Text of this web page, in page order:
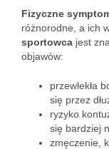
Fizyczne
różnorodne, a ich
sportowca jest
objawów:
przewlekła
się przez
ryzyko
się bardziej
zmęczenie,